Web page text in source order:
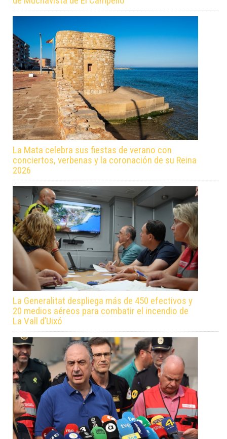
La Mata celebra sus fiestas de verano con
conciertos, verbenas y la coronación de su Reina
2026
La Generalitat despliega más de 450 efectivos y
20 medios aéreos para combatir el incendio de
La Vall d’Uixó